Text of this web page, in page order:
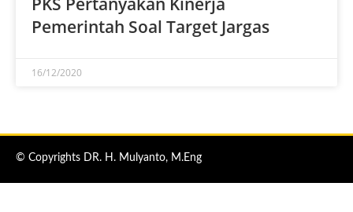
Pemerintah Soal Target Jargas
16/12/2020
© Copyrights DR. H. Mulyanto, M.Eng